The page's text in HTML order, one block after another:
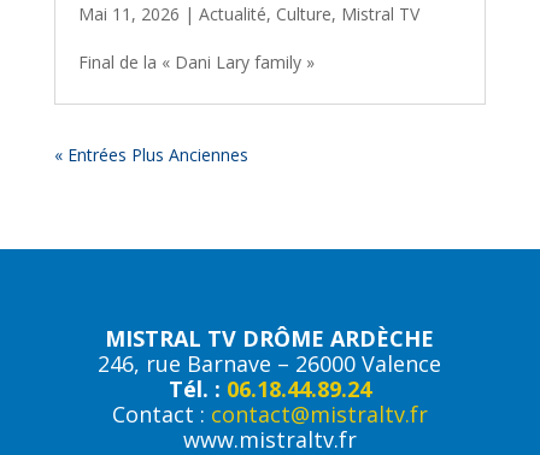
Mai 11, 2026 | Actualité, Culture, Mistral TV
Final de la « Dani Lary family »
« Entrées Plus Anciennes
MISTRAL TV DRÔME ARDÈCHE
246, rue Barnave – 26000 Valence
Tél. : 06.18.44.89.24
Contact : contact@mistraltv.fr
www.mistraltv.fr